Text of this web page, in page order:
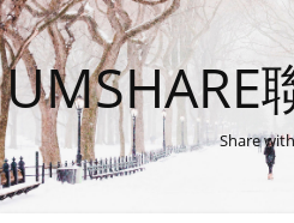
UMSHARE
Share